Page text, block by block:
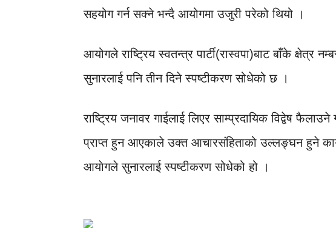
सहयोग गर्न सक्ने भन्दै आयोगमा उजुरी परेको थियो ।
आयोगले राष्ट्रिय स्वतन्त्र पार्टी(रास्वपा)बाट बाँके क्षेत्र
सुनारलाई पनि तीन दिने स्पष्टीकरण सोधेको छ ।
राष्ट्रिय जनावर गाईलाई लिएर साम्प्रदायिक विद्वेष
प्राप्त हुन आएकाले उक्त आचारसंहिताको उल्लङ्घन हुने
आयाेगले सुनारलाई स्पष्टीकरण सोधेको हो ।